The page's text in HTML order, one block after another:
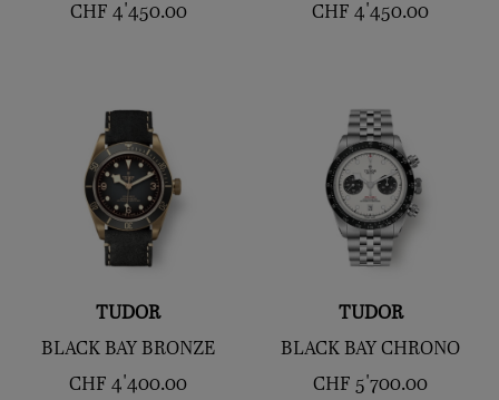
CHF 4'450.00
CHF 4'450.00
TUDOR
BLACK BAY BRONZE
CHF 4'400.00
TUDOR
BLACK BAY CHRONO
CHF 5'700.00